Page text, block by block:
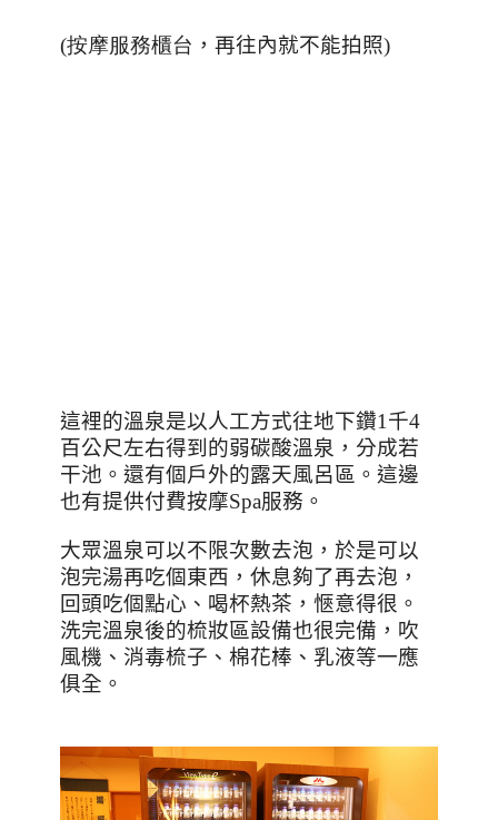
(按摩服務櫃台 ，再往內就不能拍照)
這裡的溫泉是以人工方式往地下鑽1 千4
百公尺左右得到的弱碳酸溫泉，分成若
干池。還有個戶外的露天風呂區。這邊
也有提供付費按摩Spa服務。
大眾溫泉可以不限次數去泡，於是可以
泡完湯再吃個東西，休息夠了再去泡，
回頭吃個點心、喝杯熱茶，愜意得很。
洗完溫泉後的梳妝區設備也很完備，吹
風機、消毒梳子、棉花棒、乳液等一應
俱全。